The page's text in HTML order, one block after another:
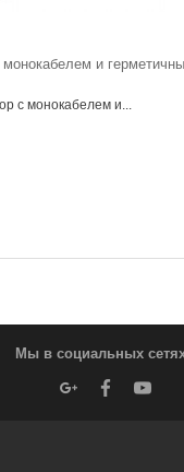
и
с монокабелем и...
Мы в социальных